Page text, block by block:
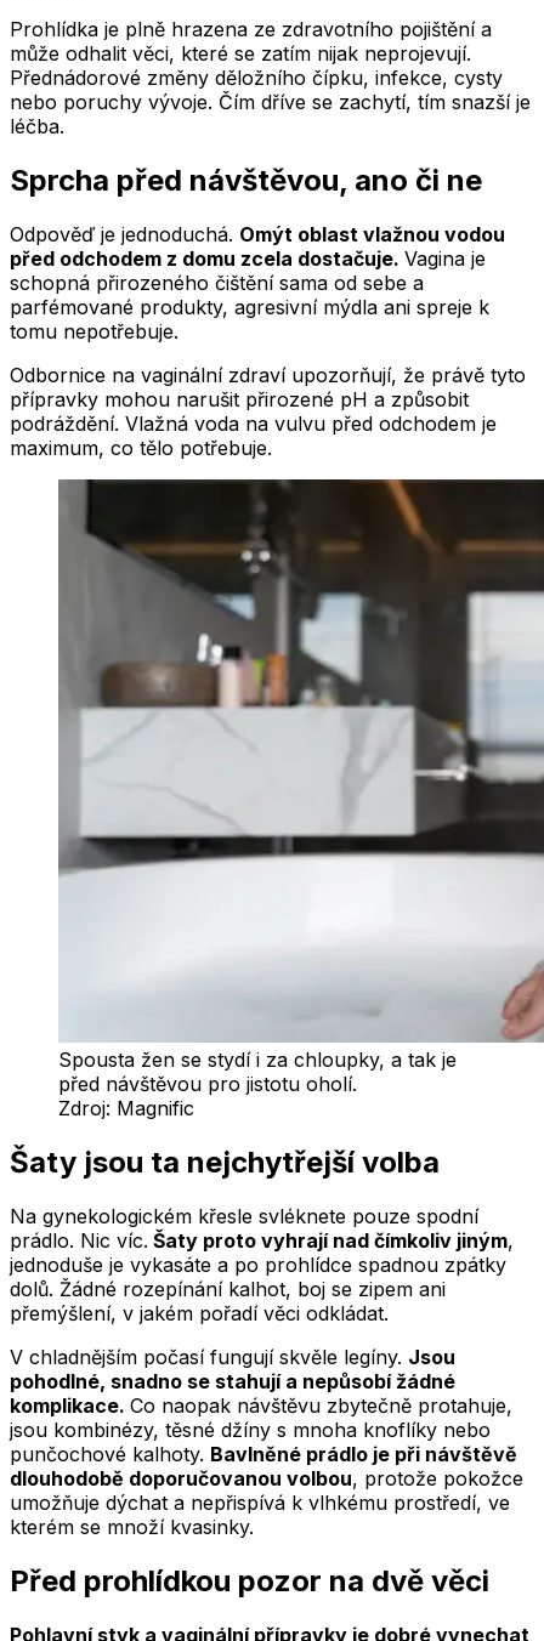
Prohlídka je plně hrazena ze zdravotního pojištění a
může odhalit věci, které se zatím nijak neprojevují.
Přednádorové změny děložního čípku, infekce, cysty
nebo poruchy vývoje. Čím dříve se zachytí, tím snazší je
léčba.
Sprcha před návštěvou, ano či ne
Odpověď je jednoduchá. Omýt oblast vlažnou vodou
před odchodem z domu zcela dostačuje. Vagina je
schopná přirozeného čištění sama od sebe a
parfémované produkty, agresivní mýdla ani spreje k
tomu nepotřebuje.
Odbornice na vaginální zdraví upozorňují, že právě tyto
přípravky mohou narušit přirozené pH a způsobit
podráždění. Vlažná voda na vulvu před odchodem je
maximum, co tělo potřebuje.
Spousta žen se stydí i za chloupky, a tak je
před návštěvou pro jistotu oholí.
Zdroj: Magnific
Šaty jsou ta nejchytřejší volba
Na gynekologickém křesle svléknete pouze spodní
prádlo. Nic víc. Šaty proto vyhrají nad čímkoliv jiným,
jednoduše je vykasáte a po prohlídce spadnou zpátky
dolů. Žádné rozepínání kalhot, boj se zipem ani
přemýšlení, v jakém pořadí věci odkládat.
V chladnějším počasí fungují skvěle legíny. Jsou
pohodlné, snadno se stahují a nepůsobí žádné
komplikace. Co naopak návštěvu zbytečně protahuje,
jsou kombinézy, těsné džíny s mnoha knoflíky nebo
punčochové kalhoty. Bavlněné prádlo je při návštěvě
dlouhodobě doporučovanou volbou, protože pokožce
umožňuje dýchat a nepřispívá k vlhkému prostředí, ve
kterém se množí kvasinky.
Před prohlídkou pozor na dvě věci
Pohlavní styk a vaginální přípravky je dobré vynechat